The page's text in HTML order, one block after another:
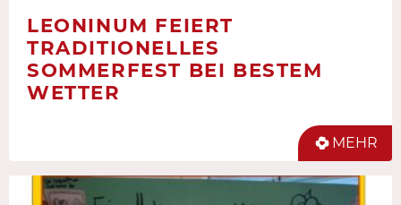
LEONINUM FEIERT
TRADITIONELLES
SOMMERFEST BEI BESTEM
WETTER
MEHR